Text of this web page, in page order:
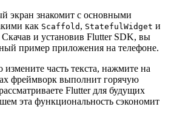
экран знакомит с основными
как Scaffold , StatefulWidget и
Скачав и установив Flutter SDK, вы
пример приложения на телефоне.
измените часть текста, нажмите на
фреймворк выполнит горячую
Flutter для будущих
эта функциональность сэкономит